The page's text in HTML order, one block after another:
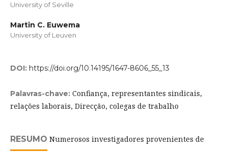
University of Seville
Martin C. Euwema
University of Leuven
DOI: https://doi.org/10.14195/1647-8606_55_13
Palavras-chave: Confiança, representantes sindicais,
relações laborais, Direcção, colegas de trabalho
RESUMO Numerosos investigadores provenientes de